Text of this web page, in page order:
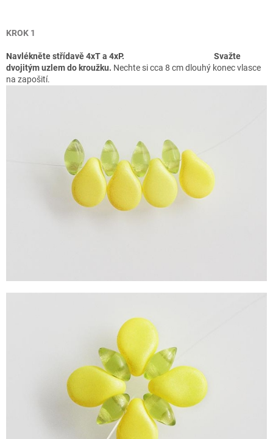
KROK 1
Navlékněte střídavě 4xT a 4xP. Svažte
dvojitým uzlem do kroužku. Nechte si cca 8 cm dlouhý konec vlasce
na zapošití.